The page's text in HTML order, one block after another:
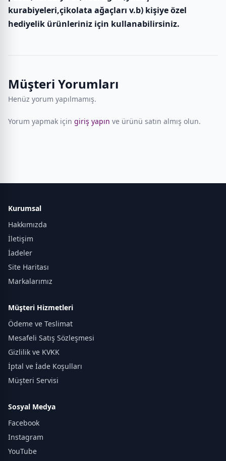
kurabiyeleri,çikolata ağaçları v.b) kişiye özel
hediyelik ürünleriniz için kullanabilirsiniz.
Müşteri Yorumları
Henüz yorum yapılmamış.
Yorum yapmak için giriş yapın ve ürünü satın almış olun.
Kurumsal
Hakkımızda
İletişim
İadeler
Site Haritası
Markalarımız
Müşteri Hizmetleri
Ödeme ve Teslimat
Mesafeli Satış Sözleşmesi
Gizlilik ve KVKK
İptal ve İade Koşulları
Müşteri Servisi
Sosyal Medya
Facebook
Instagram
YouTube